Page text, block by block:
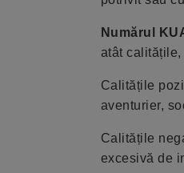
Numărul
atât
Calitățile
aventurier,
Calitățile
excesivă de